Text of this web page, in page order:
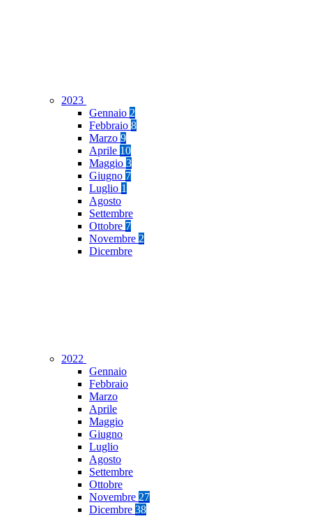
2023
Gennaio 2
Febbraio 8
Marzo 9
Aprile 10
Maggio 3
Giugno 7
Luglio 1
Agosto
Settembre
Ottobre 7
Novembre 2
Dicembre
2022
Gennaio
Febbraio
Marzo
Aprile
Maggio
Giugno
Luglio
Agosto
Settembre
Ottobre
Novembre 27
Dicembre 38